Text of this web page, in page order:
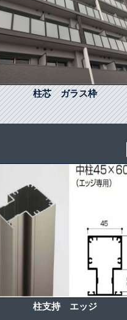
柱芯 ガラス枠
柱支持 エッジ